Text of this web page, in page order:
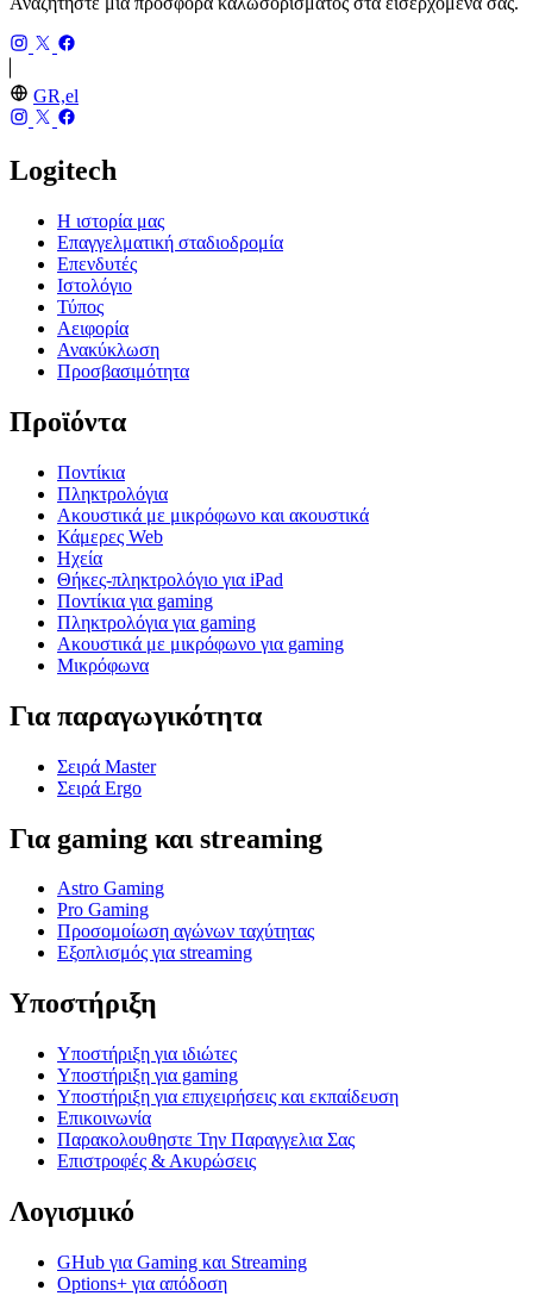
GR,el
Logitech
Η ιστορία μας
Επαγγελματική σταδιοδρομία
Επενδυτές
Ιστολόγιο
Τύπος
Αειφορία
Ανακύκλωση
Προσβασιμότητα
Προϊόντα
Ποντίκια
Πληκτρολόγια
Ακουστικά με μικρόφωνο και ακουστικά
Κάμερες Web
Ηχεία
Θήκες-πληκτρολόγιο για iPad
Ποντίκια για gaming
Πληκτρολόγια για gaming
Ακουστικά με μικρόφωνο για gaming
Μικρόφωνα
Για παραγωγικότητα
Σειρά Master
Σειρά Ergo
Για gaming και streaming
Astro Gaming
Pro Gaming
Προσομοίωση αγώνων ταχύτητας
Εξοπλισμός για streaming
Υποστήριξη
Υποστήριξη για ιδιώτες
Υποστήριξη για gaming
Υποστήριξη για επιχειρήσεις και εκπαίδευση
Επικοινωνία
Παρακολουθηστε Την Παραγγελια Σας
Επιστροφές & Ακυρώσεις
Λογισμικό
GHub για Gaming και Streaming
Options+ για απόδοση